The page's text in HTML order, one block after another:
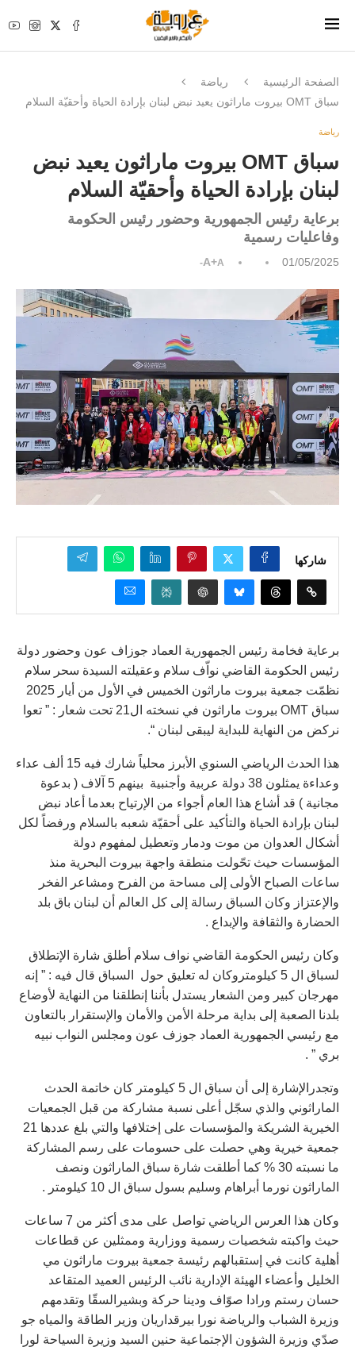
الصفحة الرئيسية
رياضة
سباق OMT بيروت ماراثون يعيد نبض لبنان بإرادة الحياة وأحقيّة السلام
رياضة
سباق OMT بيروت ماراثون يعيد نبض
لبنان بإرادة الحياة وأحقيّة السلام
برعاية رئيس الجمهورية وحضور رئيس الحكومة
وفاعليات رسمية
01/05/2025
A+A-
شاركها
برعاية فخامة رئيس الجمهورية العماد جوزاف عون وحضور دولة
رئيس الحكومة القاضي نواّف سلام وعقيلته السيدة سحر سلام
نظمّت جمعية بيروت ماراثون الخميس في الأول من أيار 2025
سباق OMT بيروت ماراثون في نسخته ال21 تحت شعار : ” تعوا
نركض من النهاية للبداية ليبقى لبنان “.
هذا الحدث الرياضي السنوي الأبرز محلياً شارك فيه 15 ألف عداء
وعداءة يمثلون 38 دولة عربية وأجنبية بينهم 5 آلاف ( بدعوة
مجانية ) قد أشاع هذا العام أجواء من الإرتياح بعدما أعاد نبض
لبنان بإرادة الحياة والتأكيد على أحقيّة شعبه بالسلام ورفضاً لكل
أشكال العدوان من موت ودمار وتعطيل لمفهوم دولة
المؤسسات حيث تحّولت منطقة واجهة بيروت البحرية منذ
ساعات الصباح الأولى إلى مساحة من الفرح ومشاعر الفخر
والإعتزاز وكان السباق رسالة إلى كل العالم أن لبنان باق بلد
الحضارة والثقافة والإبداع .
وكان رئيس الحكومة القاضي نواف سلام أطلق شارة الإتطلاق
لسباق ال 5 كيلومتروكان له تعليق حول السباق قال فيه : ” إنه
مهرجان كبير ومن الشعار يستدل بأننا إنطلقنا من النهاية لأوضاع
بلدنا الصعبة إلى بداية مرحلة الأمن والأمان والإستقرار بالتعاون
مع رئيسي الجمهورية العماد جوزف عون ومجلس النواب نبيه
بري ” .
وتجدرالإشارة إلى أن سباق ال 5 كيلومتر كان خاتمة الحدث
الماراثوني والذي سجّل أعلى نسبة مشاركة من قبل الجمعيات
الخيرية الشريكة والمؤسسات على إختلافها والتي بلغ عددها 21
جمعية خيرية وهي حصلت على حسومات على رسم المشاركة
ما نسبته 30 % كما أطلقت شارة سباق الماراثون ونصف
الماراثون نورما أبراهام وسليم بسول سباق ال 10 كيلومتر .
وكان هذا العرس الرياضي تواصل على مدى أكثر من 7 ساعات
حيث واكبته شخصيات رسمية ووزارية وممثلين عن قطاعات
أهلية كانت في إستقبالهم رئيسة جمعية بيروت ماراثون مي
الخليل وأعضاء الهيئة الإدارية نائب الرئيس العميد المتقاعد
حسان رستم ورادا صوّاف ودينا حركة وبشيرالسقّا وتقدمهم
وزيرة الشباب والرياضة نورا بيرقداريان وزير الطاقة والمياه جو
صدّي وزيرة الشؤون الإجتماعية حنين السيد وزيرة السياحة لورا